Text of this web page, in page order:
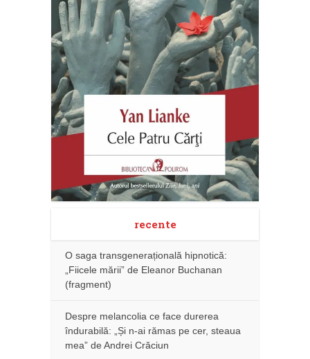
recente
O saga transgenerațională hipnotică:
„Fiicele mării” de Eleanor Buchanan
(fragment)
Despre melancolia ce face durerea
îndurabilă: „Și n-ai rămas pe cer, steaua
mea” de Andrei Crăciun